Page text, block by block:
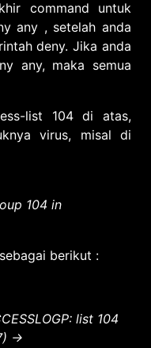
command untuk
any , setelah anda
deny. Jika anda
any, maka semua
list 104 di atas,
virus, misal di
104 in
berikut :
list 104
->